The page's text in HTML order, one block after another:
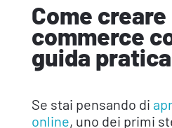
Come
commerce
guida pratica
Se stai pensando di
online, uno dei primi